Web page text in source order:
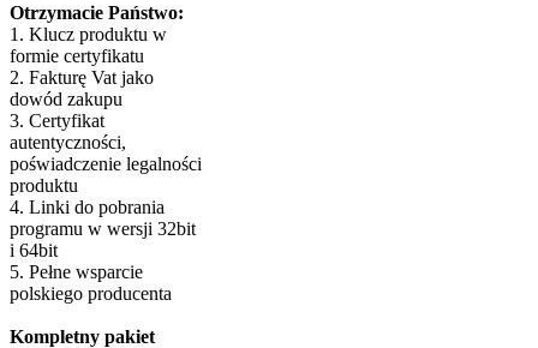
Otrzymacie Państwo:
1. Klucz produktu w
formie certyfikatu
2. Fakturę Vat jako
dowód zakupu
3. Certyfikat
autentyczności,
poświadczenie legalności
produktu
4. Linki do pobrania
programu w wersji 32bit
i 64bit
5. Pełne wsparcie
polskiego producenta
Kompletny pakiet